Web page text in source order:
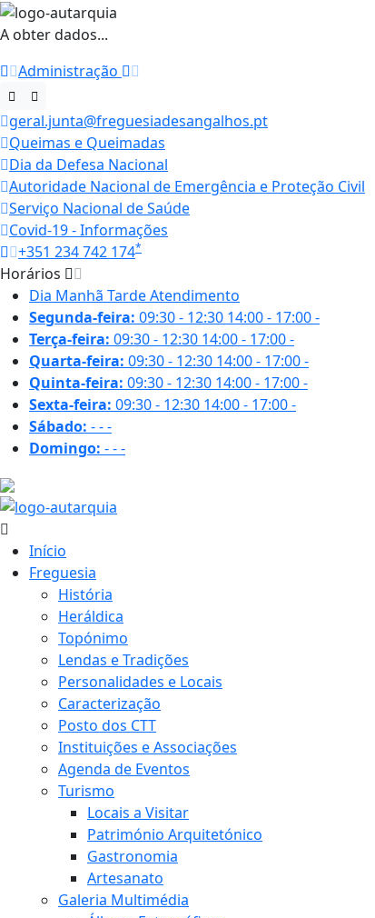
A obter dados...
Administração
geral.junta@freguesiadesangalhos.pt
Queimas e Queimadas
Dia da Defesa Nacional
Autoridade Nacional de Emergência e Proteção Civil
Serviço Nacional de Saúde
Covid-19 - Informações
+351 234 742 174*
Horários
Dia Manhã TardeAtendimento
Segunda-feira: 09:30 - 12:30 14:00 - 17:00-
Terça-feira: 09:30 - 12:30 14:00 - 17:00-
Quarta-feira: 09:30 - 12:30 14:00 - 17:00-
Quinta-feira: 09:30 - 12:30 14:00 - 17:00-
Sexta-feira: 09:30 - 12:30 14:00 - 17:00-
Sábado: ---
Domingo: ---
Início
Freguesia
História
Heráldica
Topónimo
Lendas e Tradições
Personalidades e Locais
Caracterização
Posto dos CTT
Instituições e Associações
Agenda de Eventos
Turismo
Locais a Visitar
Património Arquitetónico
Gastronomia
Artesanato
Galeria Multimédia